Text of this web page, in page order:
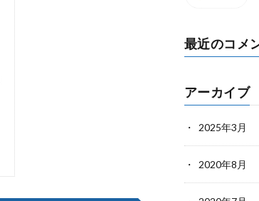
最近のコメ
アーカイブ
2025年3月
2020年8月